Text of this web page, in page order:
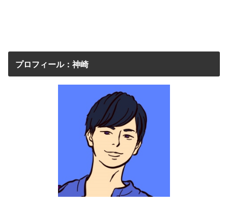
プロフィール：神崎